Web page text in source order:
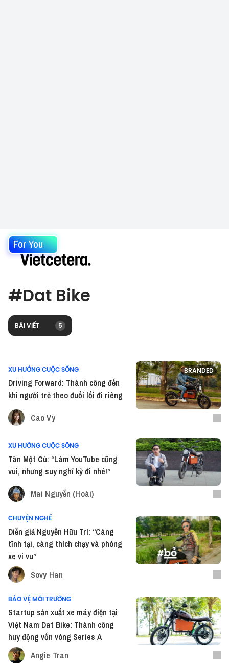
For You
#Dat Bike
BÀI VIẾT 5
BRANDED
XU HƯỚNG CUỘC SỐNG
Driving Forward: Thành công đến
khi người trẻ theo đuổi lối đi riêng
Cao Vy
XU HƯỚNG CUỘC SỐNG
Tân Một Cú: “Làm YouTube cũng
vui, nhưng suy nghĩ kỹ đi nhé!”
Mai Nguyễn (Hoài)
CHUYỆN NGHỀ
Diễn giả Nguyễn Hữu Trí: “Càng
tĩnh tại, càng thích chạy và phóng
xe vi vu”
Sovy Han
BẢO VỆ MÔI TRƯỜNG
Startup sản xuất xe máy điện tại
Việt Nam Dat Bike: Thành công
huy động vốn vòng Series A
Angie Tran